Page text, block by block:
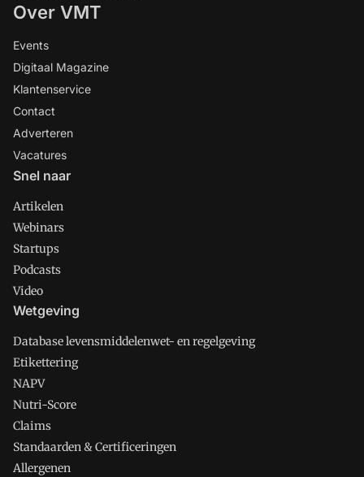
Over VMT
Events
Digitaal Magazine
Klantenservice
Contact
Adverteren
Vacatures
Snel naar
Artikelen
Webinars
Startups
Podcasts
Video
Wetgeving
Database levensmiddelenwet- en regelgeving
Etikettering
NAPV
Nutri-Score
Claims
Standaarden & Certificeringen
Allergenen